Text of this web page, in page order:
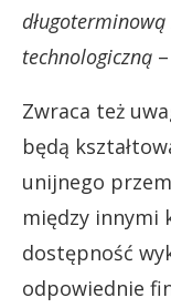
technologiczną
Zwraca też
będą
unijnego
między innymi
dostępność
odpowiednie